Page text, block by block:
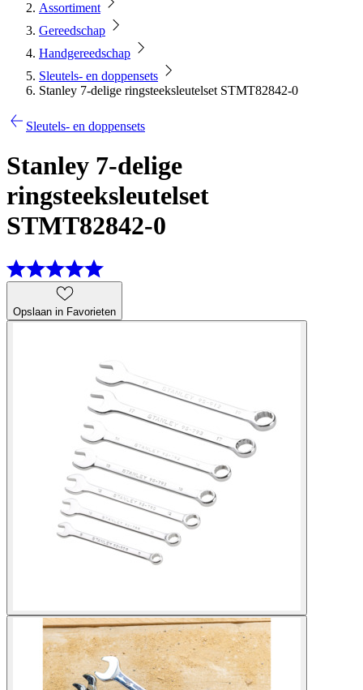
Assortiment
Gereedschap
Handgereedschap
Sleutels- en doppensets
Stanley 7-delige ringsteeksleutelset STMT82842-0
Sleutels- en doppensets
Stanley 7-delige
ringsteeksleutelset
STMT82842-0
Opslaan in Favorieten